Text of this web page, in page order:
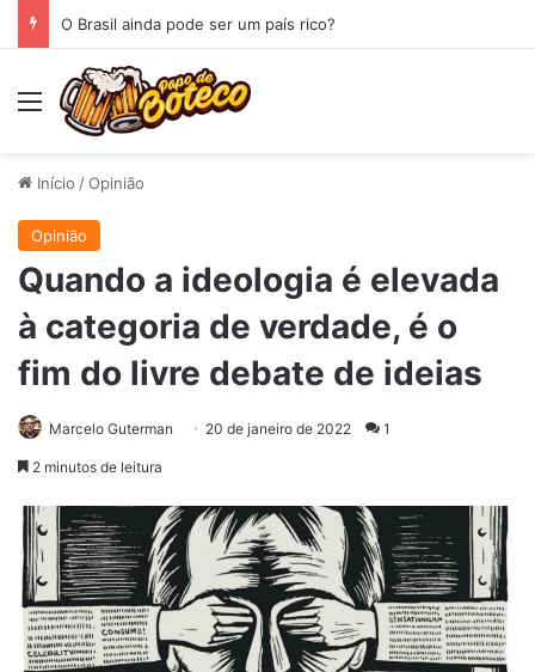
O Brasil ainda pode ser um país rico?
Menu
Início /Opinião
Opinião
Quando a ideologia é elevada
à categoria de verdade, é o
fim do livre debate de ideias
Marcelo Guterman 20 de janeiro de 2022 1
2 minutos de leitura